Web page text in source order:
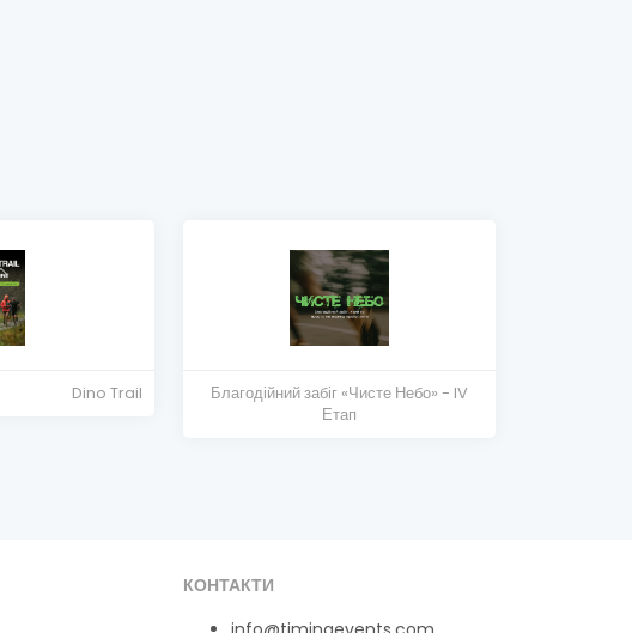
Dino Trail
Благодійний забіг «Чисте Небо» - IV
Етап
КОНТАКТИ